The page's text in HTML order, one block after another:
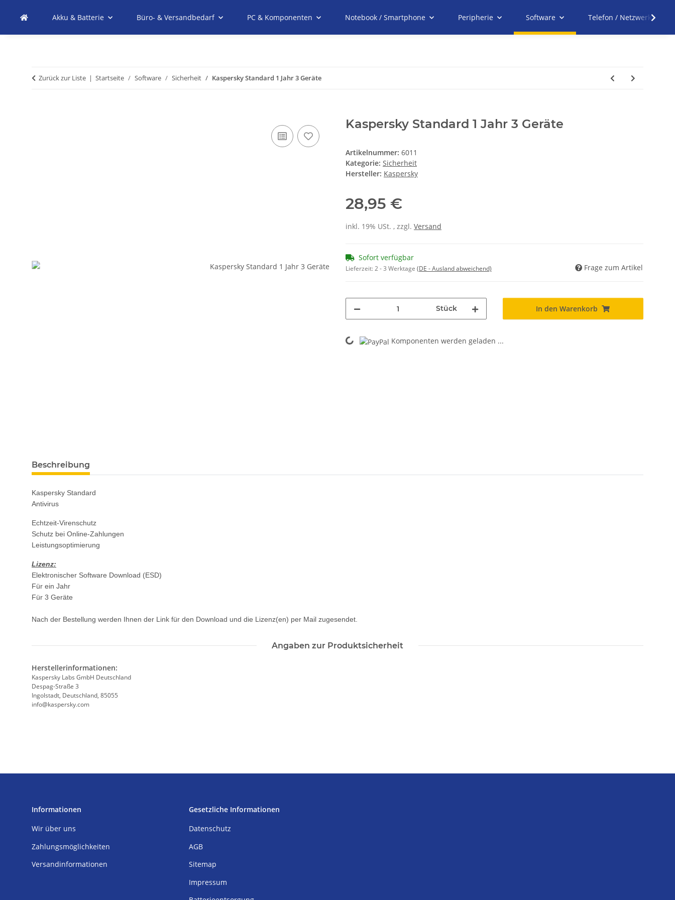
Akku & Batterie Büro- & Versandbedarf PC & Komponenten Notebook / Smartphone Peripherie Software Telefon / Netzwerk
Zurück zur Liste Startseite Software Sicherheit Kaspersky Standard 1 Jahr 3 Geräte
Kaspersky Standard 1 Jahr 3 Geräte
Artikelnummer: 6011
Kategorie: Sicherheit
Hersteller: Kaspersky
28,95 €
inkl. 19% USt. , zzgl. Versand
Sofort verfügbar
Lieferzeit:2 - 3 Werktage (DE - Ausland abweichend) Frage zum Artikel
Stück In den Warenkorb
Loading... Komponenten werden geladen ...
weitere Registerkarten anzeigen
Beschreibung
Kaspersky Standard
Antivirus
Echtzeit-Virenschutz
Schutz bei Online-Zahlungen
Leistungsoptimierung
Lizenz:
Elektronischer Software Download (ESD)
Für ein Jahr
Für 3 Geräte
Nach der Bestellung werden Ihnen der Link für den Download und die Lizenz(en) per Mail zugesendet.
Angaben zur Produktsicherheit
Herstellerinformationen:
Kaspersky Labs GmbH Deutschland
Despag-Straße 3
Ingolstadt, Deutschland, 85055
info@kaspersky.com
Informationen
Wir über uns
Zahlungsmöglichkeiten
Versandinformationen
Gesetzliche Informationen
Datenschutz
AGB
Sitemap
Impressum